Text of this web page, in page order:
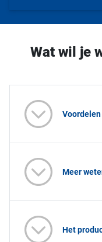
Wat wil je
Meer
Het